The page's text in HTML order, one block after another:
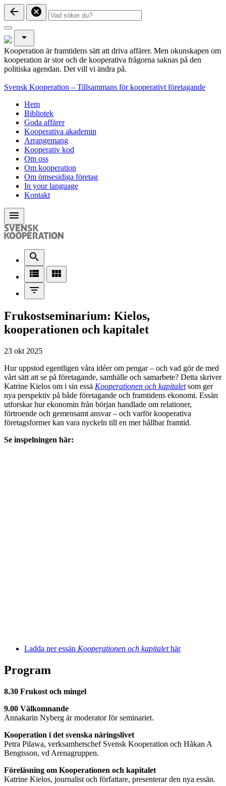
arrow_back cancel
arrow_drop_down
Kooperation är framtidens sätt att driva affärer. Men okunskapen om
kooperation är stor och de kooperativa frågorna saknas på den
politiska agendan. Det vill vi ändra på.
Svensk Kooperation – Tillsammans för kooperativt företagande
Hem
Bibliotek
Goda affärer
Kooperativa akademin
Arrangemang
Kooperativ kod
Om oss
Om kooperation
Om ömsesidiga företag
In your language
Kontakt
menu
search
view_list
view_module
filter_list
Frukostseminarium: Kielos,
kooperationen och kapitalet
23 okt 2025
Hur uppstod egentligen våra idéer om pengar – och vad gör de med
vårt sätt att se på företagande, samhälle och samarbete? Detta skriver
Katrine Kielos om i sin essä Kooperationen och kapitaletsom ger
nya perspektiv på både företagande och framtidens ekonomi. Essän
utforskar hur ekonomin från början handlade om relationer,
förtroende och gemensamt ansvar – och varför kooperativa
företagsformer kan vara nyckeln till en mer hållbar framtid.
Se inspelningen här:
Ladda ner essän Kooperationen och kapitalethär
Program
8.30 Frukost och mingel
9.00 Välkomnande
Annakarin Nyberg är moderator för seminariet.
Kooperation i det svenska näringslivet
Petra Pilawa, verksamhetschef Svensk Kooperation och Håkan A
Bengtsson, vd Arenagruppen.
Föreläsning om Kooperationen och kapitalet
Katrine Kielos, journalist och författare, presenterar den nya essän.